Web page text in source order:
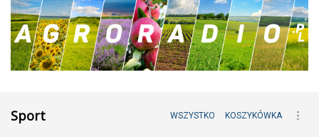
Sport WSZYSTKO KOSZYKÓWKA